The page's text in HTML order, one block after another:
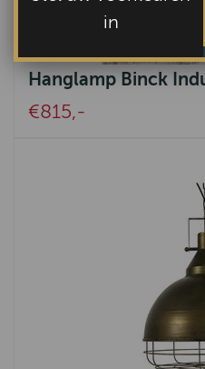
Hanglamp Binck
€815,-
in